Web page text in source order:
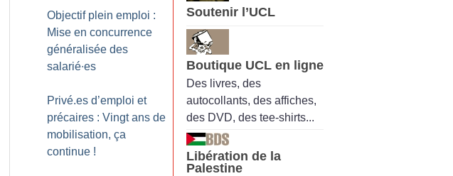
Objectif plein emploi :
Mise en concurrence
généralisée des
salarié∙es
Privé.es d’emploi et
précaires : Vingt ans de
mobilisation, ça
continue !
Soutenir l’UCL
Boutique UCL en ligne
Des livres, des
autocollants, des affiches,
des DVD, des tee-shirts...
Libération de la
Palestine